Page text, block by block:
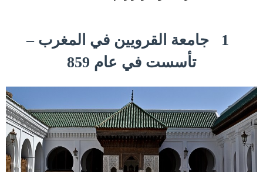
جامعة القرويين في المغرب –
تأسست في عام 859